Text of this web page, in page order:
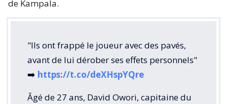
de Kampala.
"Ils ont frappé le joueur avec des pavés,
avant de lui dérober ses effets personnels"
➡️ https://t.co/deXHspYQre
Âgé de 27 ans, David Owori, capitaine du